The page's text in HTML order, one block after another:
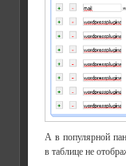
А в популярной
в таблице не